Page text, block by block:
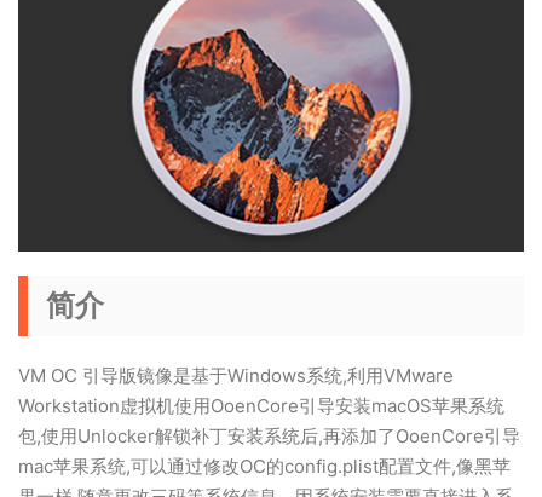
简介
VM OC 引导版镜像是基于Windows系统,利用VMware
Workstation虚拟机使用OoenCore引导安装macOS苹果系统
包,使用Unlocker解锁补丁安装系统后,再添加了OoenCore引导
mac苹果系统,可以通过修改OC的config.plist配置文件,像黑苹